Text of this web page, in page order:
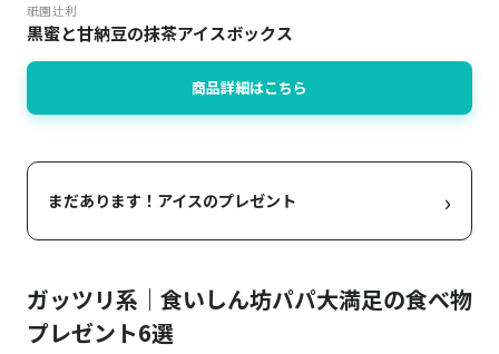
祇園辻利
黒蜜と甘納豆の抹茶アイスボックス
商品詳細はこちら
まだあります！アイスのプレゼント ›
ガッツリ系｜食いしん坊パパ大満足の食べ物
プレゼント6選